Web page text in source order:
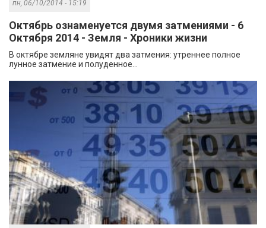
пн, 06/10/2014 - 15:19
Октябрь ознаменуется двумя затмениями - 6
Октября 2014 - Земля - Хроники жизни
В октябре земляне увидят два затмения: утреннее полное
лунное затмение и полуденное...